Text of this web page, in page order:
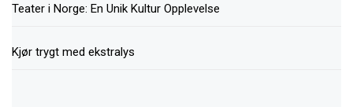
Teater i Norge: En Unik Kultur Opplevelse
Kjør trygt med ekstralys